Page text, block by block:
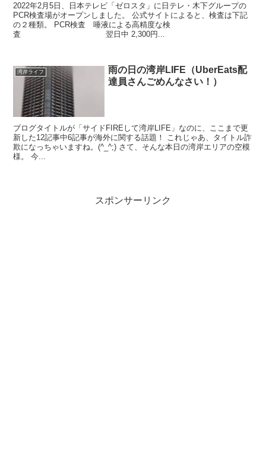
2022年2月5日、日本テレビ「ゼロスタ」に日テレ・木下グループの
PCR検査場がオープンしました。 公式サイトによると、検査は下記
の２種類。 PCR検査 唾液による高精度な検
査 翌日中 2,300円...
湾岸ライフ
雨の日の湾岸LIFE（UberEats配
達員さんごめんなさい！）
ブログタイトルが「サイドFIREして湾岸LIFE」なのに、ここまで更
新した12記事中6記事が海外に関する話題！ これじゃあ、タイトル詐
欺になっちゃいますね。(^_^;) さて、そんな本日の湾岸エリアの空模
様。 今...
スポンサーリンク